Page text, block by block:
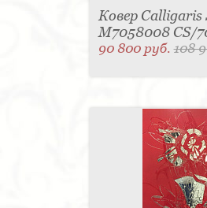
Ковер Calligaris
M7058008 CS/
90 800 руб.108